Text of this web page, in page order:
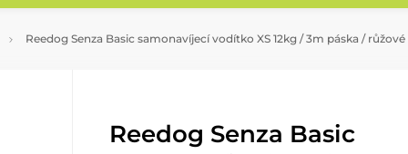
Reedog Senza Basic samonavíjecí vodítko XS 12kg / 3m páska / růžové
Reedog Senza Basic